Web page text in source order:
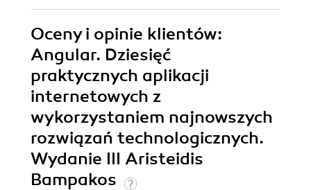
Oceny i opinie klientów:
Angular. Dziesięć
praktycznych aplikacji
internetowych z
wykorzystaniem najnowszych
rozwiązań technologicznych.
Wydanie III Aristeidis
Bampakos